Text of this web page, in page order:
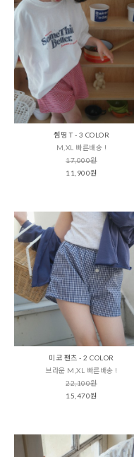
썸띵 T - 3 COLOR
M,XL 빠른배송 !
17,000원
11,900원
미코 팬츠 - 2 COLOR
브라운 M,XL 빠른배송 !
22,100원
15,470원